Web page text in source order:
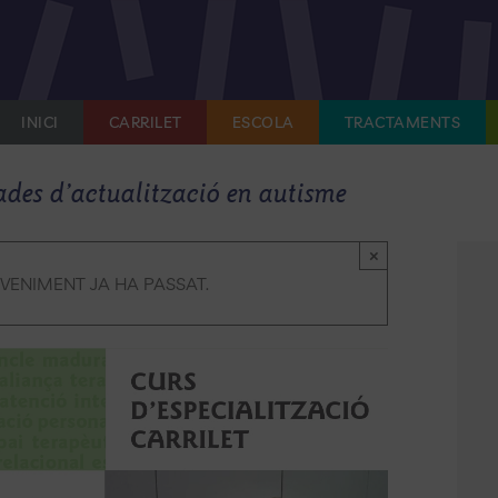
INICI CARRILET ESCOLA TRACTAMENTS
d’actualització en autisme
JA HA PASSAT.
×